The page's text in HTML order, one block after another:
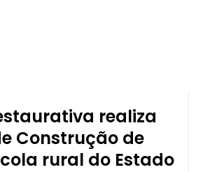
realiza
Construção de
rural do Estado